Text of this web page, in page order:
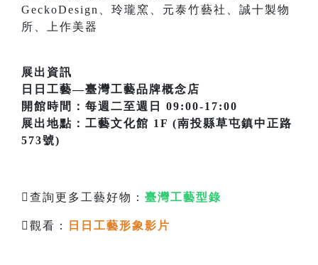
GeckoDesign、玲瓏窯、元泰竹藝社、誠十製物
所、上作美器
展出資訊
日日工藝—臺灣工藝品牌概念店
開館時間：每週二至週日 09:00-17:00
展出地點：工藝文化館 1F (南投縣草屯鎮中正路
573號)
查詢更多工藝好物： 臺灣工藝型錄
觀看： 日日工藝形象影片